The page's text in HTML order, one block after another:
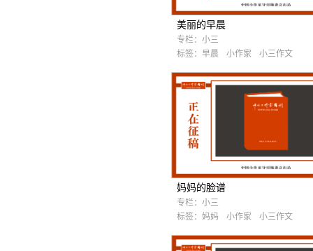
美丽的早晨
专栏： 小三
标签： 早晨 小作家 小三作文
妈妈的脸谱
专栏： 小三
标签： 妈妈 小作家 小三作文